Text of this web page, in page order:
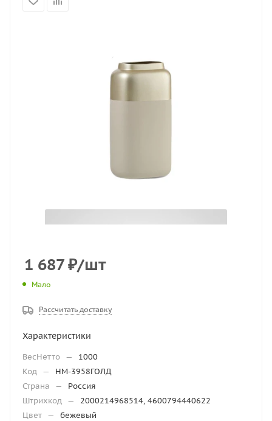
1 687₽/шт
Мало
Рассчитать доставку
Характеристики
ВесНетто —
1000
Код —
НМ-3958ГОЛД
Страна
—
Россия
Штрихкод —
2000214968514, 4600794440622
Цвет —
бежевый